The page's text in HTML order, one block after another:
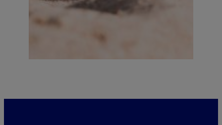
samo sebi postavili to
pitanje? Ili googlali na
internetu, u želji da najbrže